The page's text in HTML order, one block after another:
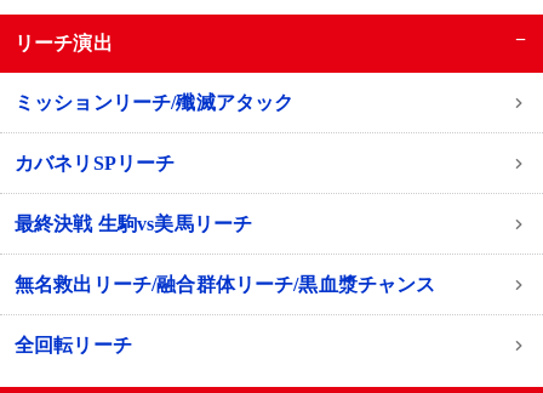
リーチ演出 −
ミッションリーチ/殲滅アタック
カバネリSPリーチ
最終決戦 生駒vs美馬リーチ
無名救出リーチ/融合群体リーチ/黒血漿チャンス
全回転リーチ